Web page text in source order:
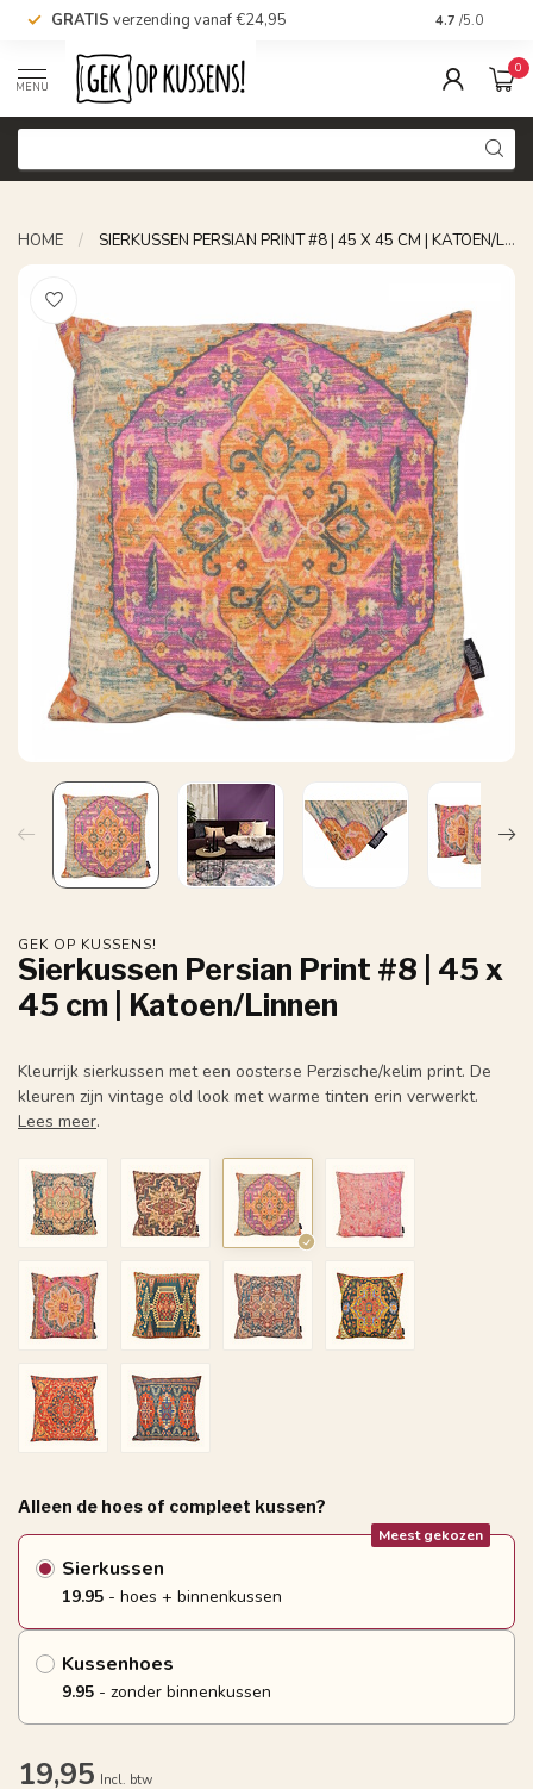
GRATIS verzending vanaf €24,95 Voor 16.00
4.7 /5.0
MENU
0
HOME / SIERKUSSEN PERSIAN PRINT #8 | 45 X 45 CM | KATOEN/LINNEN
GEK OP KUSSENS!
Sierkussen Persian Print #8 | 45 x
45 cm | Katoen/Linnen
Kleurrijk sierkussen met een oosterse Perzische/kelim print. De
kleuren zijn vintage old look met warme tinten erin verwerkt.
Lees meer.
Alleen de hoes of compleet kussen?
Sierkussen
Meest gekozen
19.95 - hoes + binnenkussen
Kussenhoes
9.95 - zonder binnenkussen
19,95 Incl. btw